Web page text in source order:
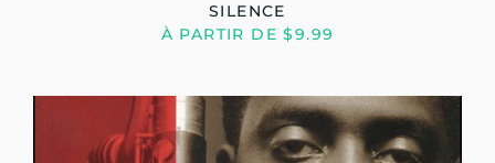
SILENCE
À PARTIR DE $9.99